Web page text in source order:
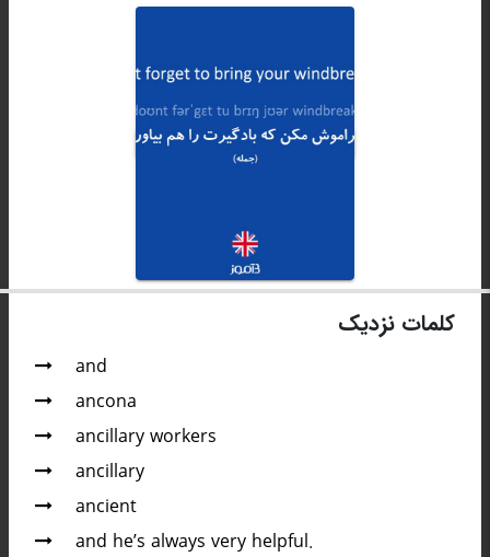
کلمات نزدیک
and
ancona
ancillary workers
ancillary
ancient
and he’s always very helpful.